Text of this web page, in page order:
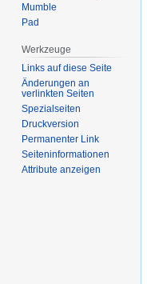
Mumble
Pad
Werkzeuge
Links auf diese Seite
Änderungen an
verlinkten Seiten
Spezialseiten
Druckversion
Permanenter Link
Seiten­­informationen
Attribute anzeigen